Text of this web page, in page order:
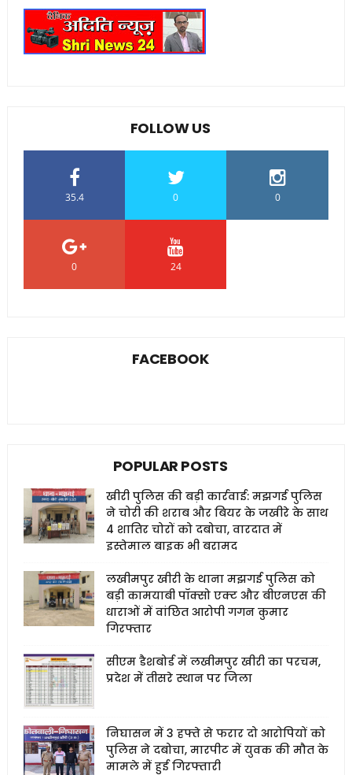
FOLLOW US
35.4 0 0
0 24
FACEBOOK
POPULAR POSTS
खीरी पुलिस की बड़ी कार्रवाई: मझगई पुलिस
ने चोरी की शराब और बियर के जखीरे के साथ
4 शातिर चोरों को दबोचा, वारदात में
इस्तेमाल बाइक भी बरामद
लखीमपुर खीरी के थाना मझगई पुलिस को
बड़ी कामयाबी पॉक्सो एक्ट और बीएनएस की
धाराओं में वांछित आरोपी गगन कुमार
गिरफ्तार
सीएम डैशबोर्ड में लखीमपुर खीरी का परचम,
प्रदेश में तीसरे स्थान पर जिला
निघासन में 3 हफ्ते से फरार दो आरोपियों को
पुलिस ने दबोचा, मारपीट में युवक की मौत के
मामले में हुई गिरफ्तारी